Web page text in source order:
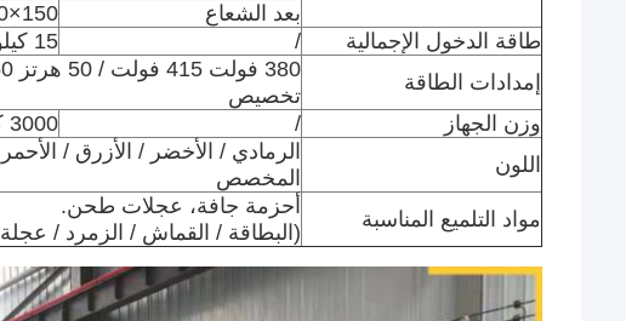
بعد الشعاع
150×250×6 ملم
طاقة الدخول الإجمالية
/
15 كيلوواط
إمدادات الطاقة
تخصيص
وزن الجهاز
/
3000 كجم
اللون
الرمادي / الأخضر / الأزرق /
المخصص
مواد التلميع المناسبة
أحزمة جافة، عجلات طحن.
(البطاقة / القماش / الزمرد / عجلة